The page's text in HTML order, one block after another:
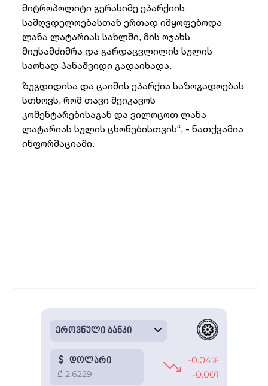
მიტროპოლიტი გერასიმე ეპარქიის
სამღვდელოებასთან ერთად იმყოფებოდა
ლანა ლატარიას სახლში, მის ოჯახს
მიუსამძიმრა და გარდაცვლილის სულის
საოხად პანაშვიდი გადაიხადა.
ზუგდიდისა და ცაიშის ეპარქია საზოგადოებას
სთხოვს, რომ თავი შეიკავოს
კომენტარებისაგან და ვილოცოთ ლანა
ლატარიას სულის ცხონებისთვის“, - ნათქვამია
ინფორმაციაში.